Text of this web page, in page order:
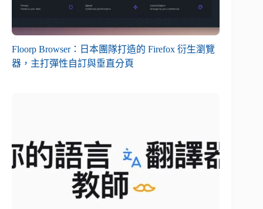
Floorp Browser：日本團隊打造的 Firefox 衍生瀏覽
器，主打彈性自訂與垂直分頁